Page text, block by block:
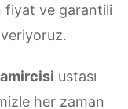
fiyat ve garantili
ustası
her zaman